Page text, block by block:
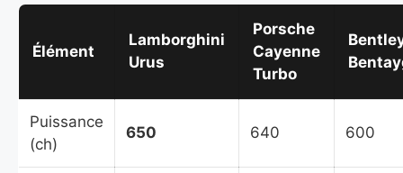
Élément
Lamborghini
Urus
Porsche
Cayenne
Turbo
Puissance
(ch)
650 640 600